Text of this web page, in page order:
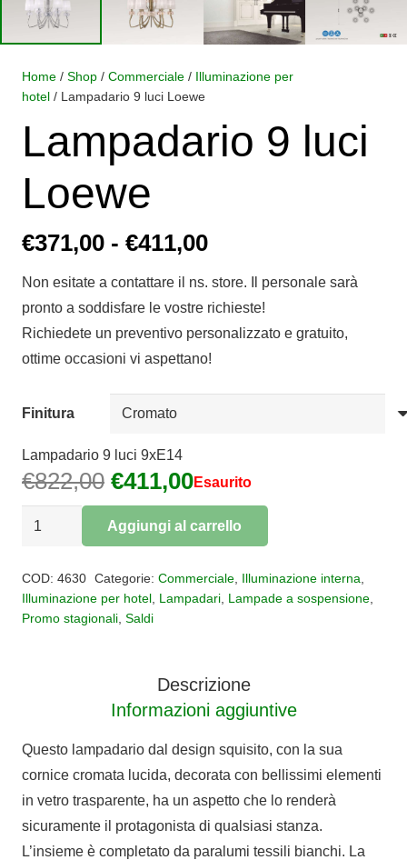
Home / Shop / Commerciale / Illuminazione per
hotel / Lampadario 9 luci Loewe
Lampadario 9 luci
Loewe
€371,00 - €411,00Fascia
prezzo:
da
€371,00
a
€411,00
Non esitate a contattare il ns. store. Il personale sarà
pronto a soddisfare le vostre richieste!
Richiedete un preventivo personalizzato e gratuito,
ottime occasioni vi aspettano!
Finitura
Lampadario 9 luci 9xE14
€822,00 Il
prezzo
originale
€822,00.
€411,00Il
prezzo
attuale
€411,00.
Esaurito
Lampadario
Loewe
quantità
Aggiungi al carrello
COD: 4630 Categorie: Commerciale, Illuminazione interna
Illuminazione per hotel Lampadari Lampade a sospensione
Promo stagionali Saldi
Descrizione
Informazioni aggiuntive
Questo lampadario dal design squisito, con la sua
cornice cromata lucida, decorata con bellissimi elementi
in vetro trasparente, ha un aspetto che lo renderà
sicuramente il protagonista di qualsiasi stanza.
L’insieme è completato da paralumi tessili bianchi. La